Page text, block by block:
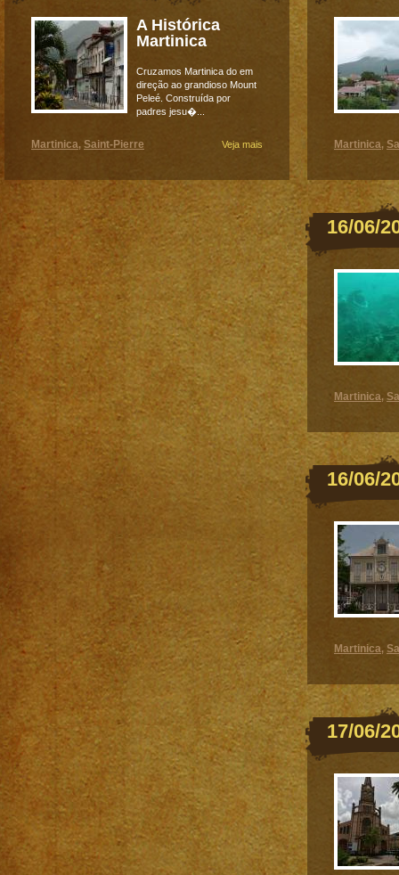
A Histórica
Martinica
Cruzamos Martinica do em
direção ao grandioso Mount
Peleé. Construída por
padres jesu�...
Veja mais
Martinica, Saint-Pierre Martinica,
16/06/
Martinica,
16/06/
Martinica,
17/06/